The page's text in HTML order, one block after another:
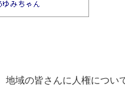
域の皆さんに人権につい